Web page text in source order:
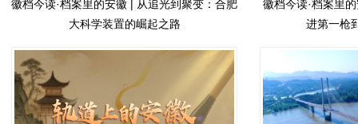
徽档今读·档案里的安徽 | 从追光到聚变：合肥
大科学装置的崛起之路
徽档今读·档案里
进第一枪